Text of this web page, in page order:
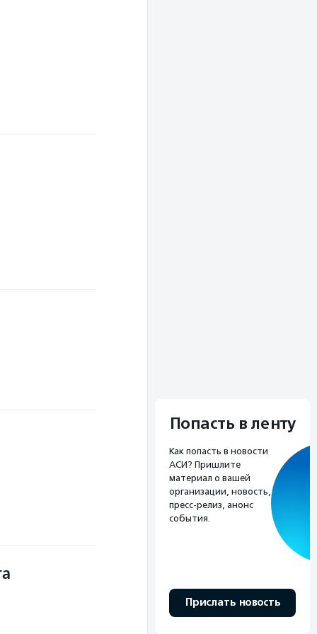
Попасть в ленту
Как попасть в новости
АСИ? Пришлите
материал о вашей
организации, новость,
пресс-релиз, анонс
события.
Прислать новость